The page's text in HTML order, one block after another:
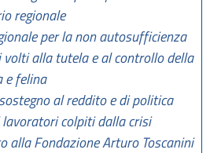
regionale
per la non autosufficienza
volti alla tutela e al controllo della
e felina
al reddito e di politica
colpiti dalla crisi
alla Fondazione Arturo Toscanini